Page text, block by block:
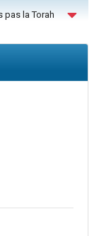
pas la Torah